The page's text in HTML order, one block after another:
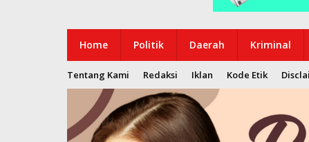
Home Politik Daerah Kriminal
Tentang Kami Redaksi Iklan Kode Etik